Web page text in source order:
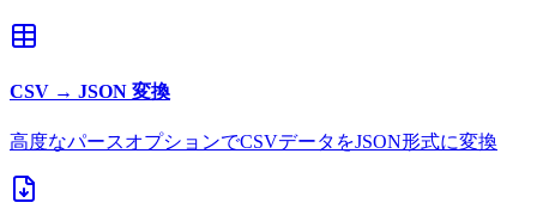
CSV → JSON 変換
高度なパースオプションでCSVデータをJSON形式に変換